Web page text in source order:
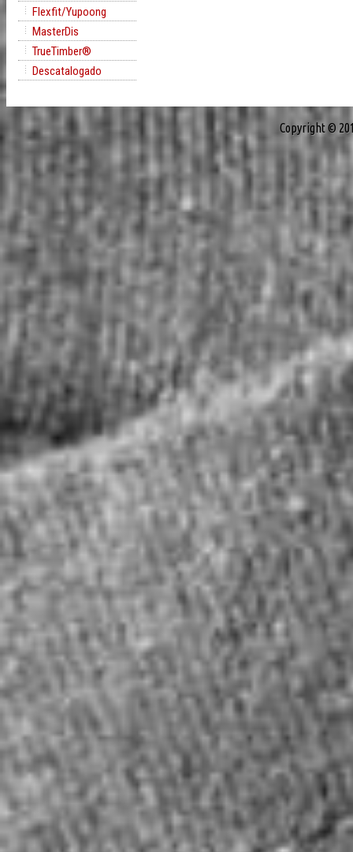
Flexfit/Yupoong
MasterDis
TrueTimber®
Descatalogado
Copyright ©